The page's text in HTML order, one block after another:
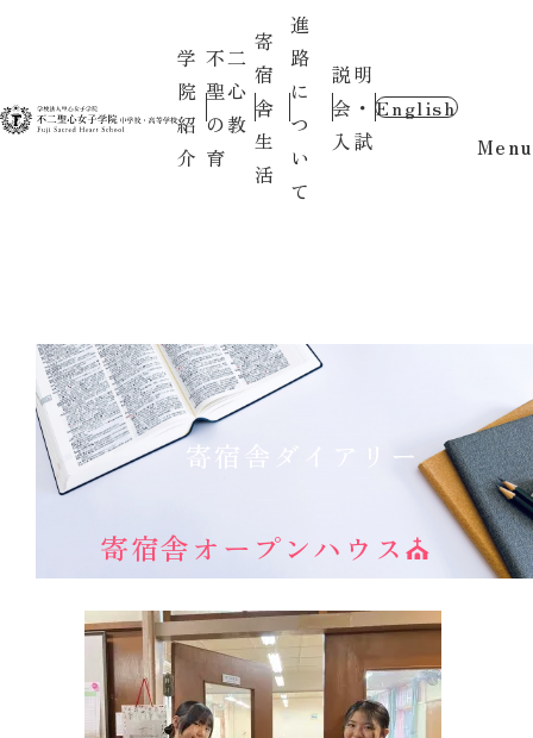
学
院
紹
介
不二
聖心
の教
育
寄
宿
舎
生
活
進
路
に
つ
い
て
説明
会・
入試
English
Menu
寄宿舎ダイアリー
寄宿舎オープンハウス⛪